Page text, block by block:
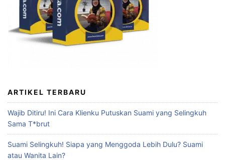
ARTIKEL TERBARU
Wajib Ditiru! Ini Cara Klienku Putuskan Suami yang Selingkuh
Sama T*brut
Suami Selingkuh! Siapa yang Menggoda Lebih Dulu? Suami
atau Wanita Lain?